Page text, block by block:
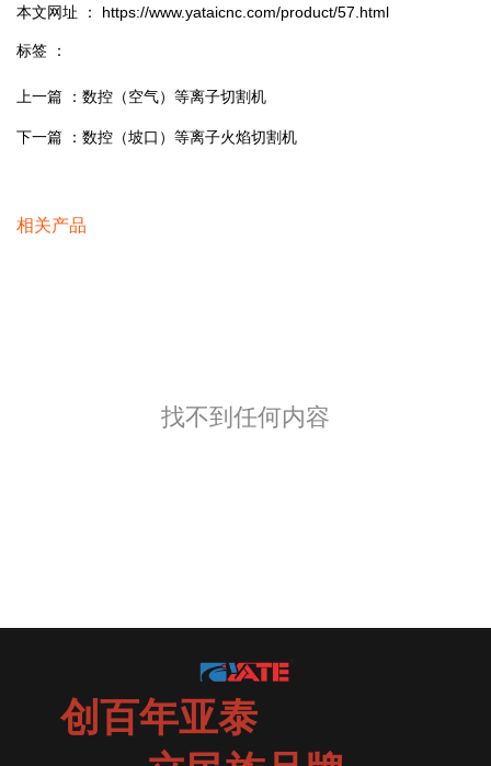
本文网址 ： https://www.yataicnc.com/product/57.html
标签 ：
上一篇 ： 数控（空气）等离子切割机
下一篇 ： 数控（坡口）等离子火焰切割机
相关产品
找不到任何内容
创百年亚泰